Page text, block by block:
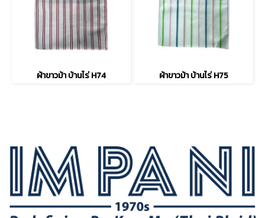
ผ้าขาวม้า บ้านไร่ H74 ผ้าขาวม้า บ้านไร่ H75